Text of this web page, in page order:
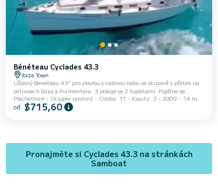
Bénéteau Cyclades 43.3
Ibiza Town
Úžasný Beneteau 43" pro plavbu s rodinou nebo ve skupině s přáteli na
ostrovech Ibiza a Formentera. 3 pokoje se 2 toaletami. Pojďme se
plavit... ⛵⛵⛵
Plachetnice Skipper povinný Osoby: 11 Kajuty: 3 2009 14 m
od $715,60
Pronajměte si Cyclades 43.3 na stránkách
Samboat